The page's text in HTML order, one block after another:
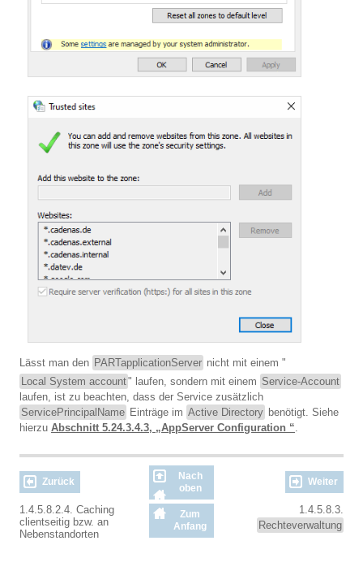
Lässt man den PARTapplicationServer nicht mit einem "
Local System account" laufen, sondern mit einem Service-Account
laufen, ist zu beachten, dass der Service zusätzlich
ServicePrincipalName Einträge im Active Directory benötigt. Siehe
hierzu Abschnitt 5.24.3.4.3, „AppServer Configuration “
Zurück
Nach
oben
Weiter
1.4.5.8.2.4. Caching
clientseitig bzw. an
Nebenstandorten
Zum
Anfang
1.4.5.8.3.
Rechteverwaltung